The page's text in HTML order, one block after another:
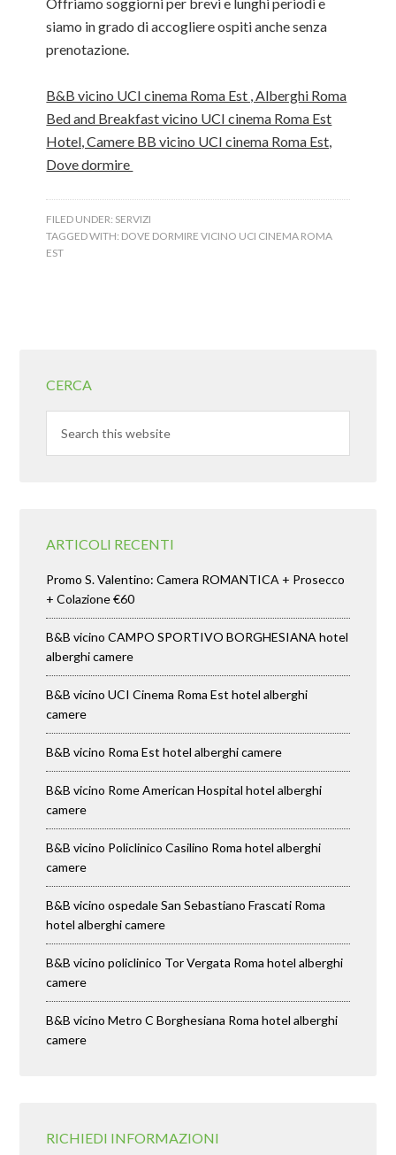
siamo in grado di accogliere ospiti anche senza
prenotazione.
B&B vicino UCI cinema Roma Est , Alberghi Roma
Bed and Breakfast vicino UCI cinema Roma Est
Hotel, Camere BB vicino UCI cinema Roma Est,
Dove dormire
FILED UNDER: SERVIZI
TAGGED WITH: DOVE DORMIRE VICINO UCI CINEMA ROMA
EST
CERCA
ARTICOLI RECENTI
Promo S. Valentino: Camera ROMANTICA + Prosecco
+ Colazione €60
B&B vicino CAMPO SPORTIVO BORGHESIANA hotel
alberghi camere
B&B vicino UCI Cinema Roma Est hotel alberghi
camere
B&B vicino Roma Est hotel alberghi camere
B&B vicino Rome American Hospital hotel alberghi
camere
B&B vicino Policlinico Casilino Roma hotel alberghi
camere
B&B vicino ospedale San Sebastiano Frascati Roma
hotel alberghi camere
B&B vicino policlinico Tor Vergata Roma hotel alberghi
camere
B&B vicino Metro C Borghesiana Roma hotel alberghi
camere
RICHIEDI INFORMAZIONI